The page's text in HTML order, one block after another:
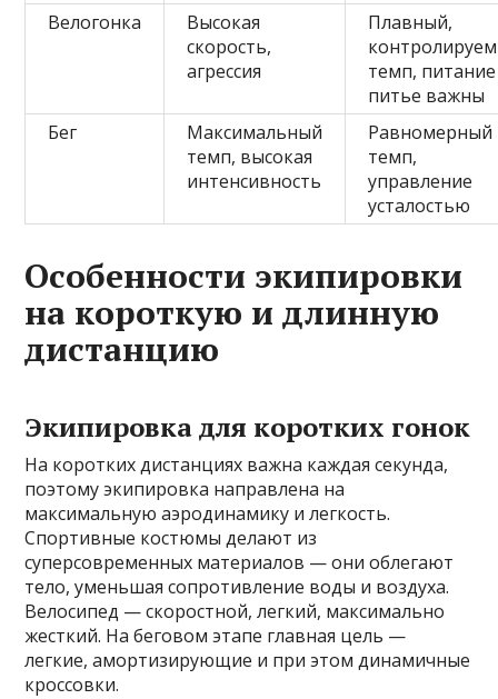
Велогонка
Высокая
скорость,
агрессия
Плавный,
темп,
питье важны
Бег
Максимальный
темп, высокая
интенсивность
Равномерный
темп,
управление
усталостью
Особенности экипировки
на короткую и длинную
дистанцию
Экипировка для коротких гонок
На коротких дистанциях важна каждая секунда,
поэтому экипировка направлена на
максимальную аэродинамику и легкость.
Спортивные костюмы делают из
суперсовременных материалов — они облегают
тело, уменьшая сопротивление воды и воздуха.
Велосипед — скоростной, легкий, максимально
жесткий. На беговом этапе главная цель —
легкие, амортизирующие и при этом динамичные
кроссовки.